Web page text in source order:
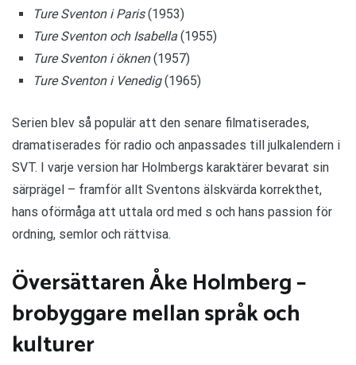
Ture Sventon i Paris(1953)
Ture Sventon och Isabella(1955)
Ture Sventon i öknen(1957)
Ture Sventon i Venedig(1965)
Serien blev så populär att den senare filmatiserades,
dramatiserades för radio och anpassades till julkalendern i
SVT. I varje version har Holmbergs karaktärer bevarat sin
särprägel – framför allt Sventons älskvärda korrekthet,
hans oförmåga att uttala ord med s och hans passion för
ordning, semlor och rättvisa.
Översättaren Åke Holmberg –
brobyggare mellan språk och
kulturer